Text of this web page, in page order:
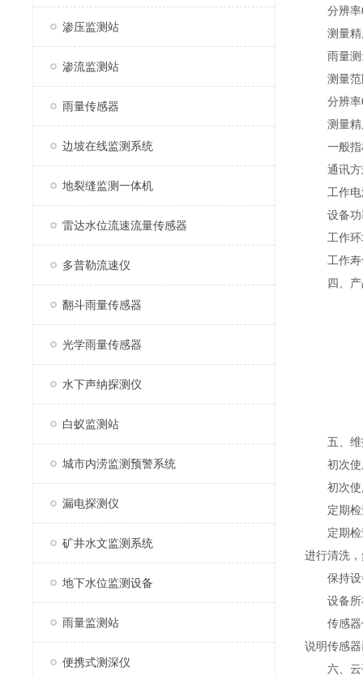
渗压监测站
渗流监测站
雨量传感器
边坡在线监测系统
地裂缝监测一体机
雷达水位流速流量传感器
多普勒流速仪
翻斗雨量传感器
光学雨量传感器
水下声纳探测仪
白蚁监测站
城市内涝监测预警系统
漏电探测仪
矿井水文监测系统
地下水位监测设备
雨量监测站
便携式测深仪
分辨率
测量精
雨量测
测量范围
分辨率
测量精度
一般指
通讯方
工作电
设备功
工作环
工作寿
四、产
五、维
初次使用
初次使用
定期检查
定期检查
进行清洗
保持设备
设备所在
传感器使
说明传感
六、云